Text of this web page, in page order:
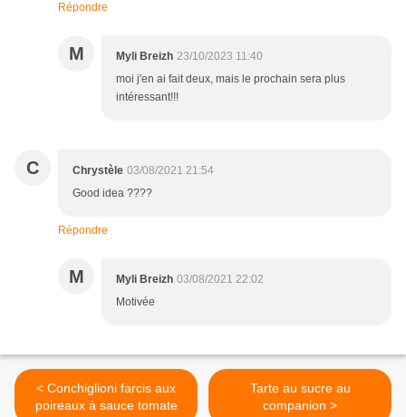
Répondre
M Myli Breizh 23/10/2023 11:40
moi j'en ai fait deux, mais le prochain sera plus
intéressant!!!
C Chrystèle 03/08/2021 21:54
Good idea ????
Répondre
M Myli Breizh 03/08/2021 22:02
Motivée
< Conchiglioni farcis aux
poireaux à sauce tomate
Tarte au sucre au
companion >